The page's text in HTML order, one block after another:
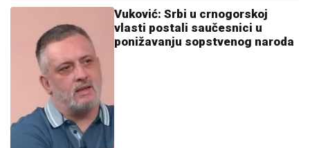
Vuković: Srbi u crnogorskoj
vlasti postali saučesnici u
ponižavanju sopstvenog naroda